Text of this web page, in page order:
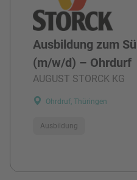
Ausbildung zum
(m/w/d) – Ohrdurf
AUGUST STORCK KG
Ohrdruf, Thüringen
Ausbildung